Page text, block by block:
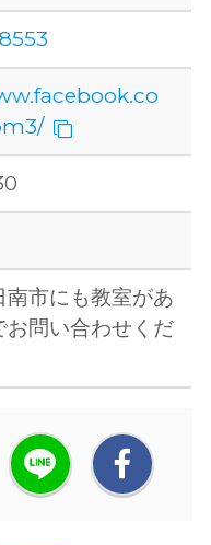
南市にも教室があ
お問い合わせくだ